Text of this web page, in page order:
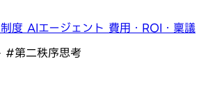
度 AIエージェント 費用・ROI・稟議
#第二秩序思考